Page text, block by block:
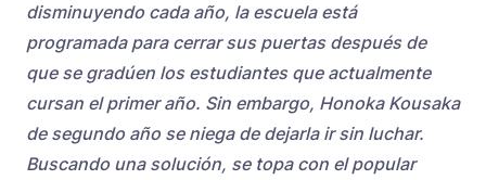
disminuyendo cada año, la escuela está
programada para cerrar sus puertas después de
que se gradúen los estudiantes que actualmente
cursan el primer año. Sin embargo, Honoka Kousaka
de segundo año se niega de dejarla ir sin luchar.
Buscando una solución, se topa con el popular